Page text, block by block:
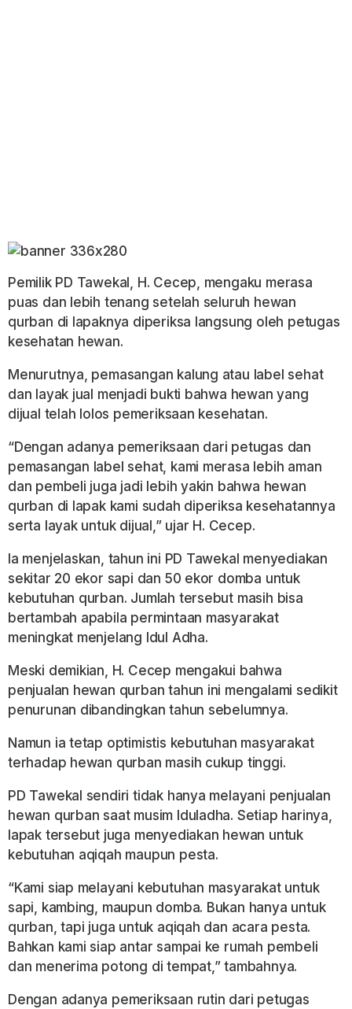
Pemilik PD Tawekal, H. Cecep, mengaku merasa
puas dan lebih tenang setelah seluruh hewan
qurban di lapaknya diperiksa langsung oleh petugas
kesehatan hewan.
Menurutnya, pemasangan kalung atau label sehat
dan layak jual menjadi bukti bahwa hewan yang
dijual telah lolos pemeriksaan kesehatan.
“Dengan adanya pemeriksaan dari petugas dan
pemasangan label sehat, kami merasa lebih aman
dan pembeli juga jadi lebih yakin bahwa hewan
qurban di lapak kami sudah diperiksa kesehatannya
serta layak untuk dijual,” ujar H. Cecep.
Ia menjelaskan, tahun ini PD Tawekal menyediakan
sekitar 20 ekor sapi dan 50 ekor domba untuk
kebutuhan qurban. Jumlah tersebut masih bisa
bertambah apabila permintaan masyarakat
meningkat menjelang Idul Adha.
Meski demikian, H. Cecep mengakui bahwa
penjualan hewan qurban tahun ini mengalami sedikit
penurunan dibandingkan tahun sebelumnya.
Namun ia tetap optimistis kebutuhan masyarakat
terhadap hewan qurban masih cukup tinggi.
PD Tawekal sendiri tidak hanya melayani penjualan
hewan qurban saat musim Iduladha. Setiap harinya,
lapak tersebut juga menyediakan hewan untuk
kebutuhan aqiqah maupun pesta.
“Kami siap melayani kebutuhan masyarakat untuk
sapi, kambing, maupun domba. Bukan hanya untuk
qurban, tapi juga untuk aqiqah dan acara pesta.
Bahkan kami siap antar sampai ke rumah pembeli
dan menerima potong di tempat,” tambahnya.
Dengan adanya pemeriksaan rutin dari petugas